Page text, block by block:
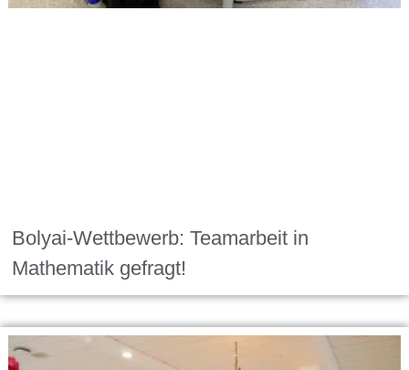
Bolyai-Wettbewerb: Teamarbeit in
Mathematik gefragt!